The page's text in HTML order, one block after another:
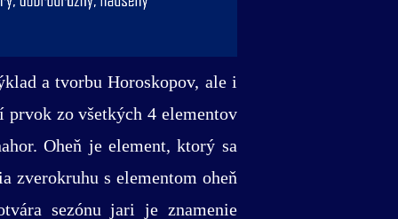
a tvorbu Horoskopov, ale i
prvok zo všetkých 4 elementov
Oheň je element, ktorý sa
zverokruhu s elementom oheň
sezónu jari je znamenie